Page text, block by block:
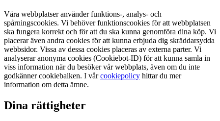
Våra webbplatser använder funktions-, analys- och
spårningscookies. Vi behöver funktionscookies för att webbplatsen
ska fungera korrekt och för att du ska kunna genomföra dina köp. Vi
placerar även andra cookies för att kunna erbjuda dig skräddarsydda
webbsidor. Vissa av dessa cookies placeras av externa parter. Vi
analyserar anonyma cookies (Cookiebot-ID) för att kunna samla in
viss information när du besöker vår webbplats, även om du inte
godkänner cookiebalken. I vårcookiepolicy hittar du mer
information om detta ämne.
Dina rättigheter